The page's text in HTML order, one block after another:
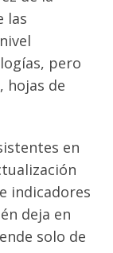
las
pero
hojas de
en
indicadores
deja en
solo de